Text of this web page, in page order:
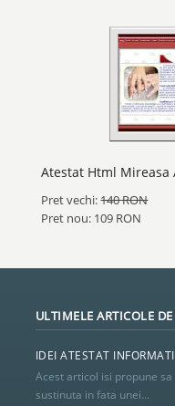
Atestat Html Mireasa
Pret vechi:140 RON
Pret nou: 109 RON
ULTIMELE ARTICOLE
IDEI ATESTAT
Acest articol isi propune
sustinuta in fata unei...